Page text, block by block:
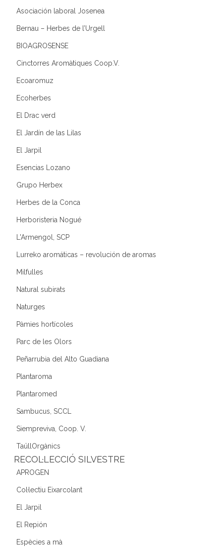
Asociación laboral Josenea
Bernau – Herbes de l’Urgell
BIOAGROSENSE
Cinctorres Aromàtiques Coop.V.
Ecoaromuz
Ecoherbes
El Drac verd
El Jardín de las Lilas
El Jarpil
Esencias Lozano
Grupo Herbex
Herbes de la Conca
Herboristeria Nogué
L'Armengol, SCP
Lurreko aromáticas – revolución de aromas
Milfulles
Natural subirats
Naturges
Pàmies hortícoles
Parc de les Olors
Peñarrubia del Alto Guadiana
Plantaroma
Plantaromed
Sambucus, SCCL
Siempreviva, Coop. V.
TaüllOrgànics
RECOL·LECCIÓ SILVESTRE
APROGEN
Col·lectiu Eixarcolant
El Jarpil
El Repión
Espècies a mà